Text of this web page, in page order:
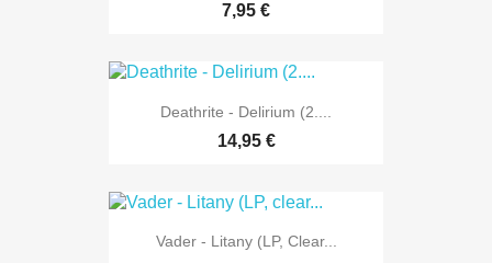
7,95 €
Deathrite - Delirium (2....
14,95 €
Vader - Litany (LP, Clear...